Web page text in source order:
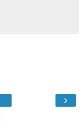
›